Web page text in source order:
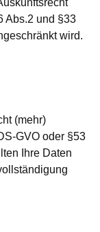
Abs.2 und §33
wird.
(mehr)
GVO oder §53
Ihre Daten